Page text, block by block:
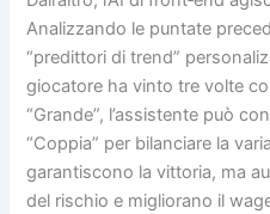
Analizzando le puntate
“predittori di trend”
giocatore ha vinto tre volte
“Grande”, l’assistente può
“Coppia” per bilanciare la
garantiscono la vittoria, ma
del rischio e migliorano il